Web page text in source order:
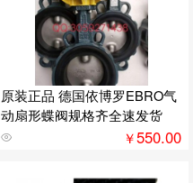
原装正品 德国依博罗EBRO气
动扇形蝶阀规格齐全速发货
￥550.00